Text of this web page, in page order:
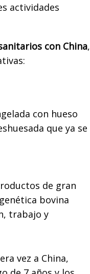
actividades
con China,
con hueso
que ya se
de gran
bovina
trabajo y
vez a China,